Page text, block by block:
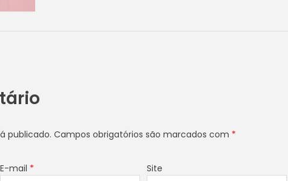
publicado. Campos obrigatórios são marcados com *
E-mail * Site